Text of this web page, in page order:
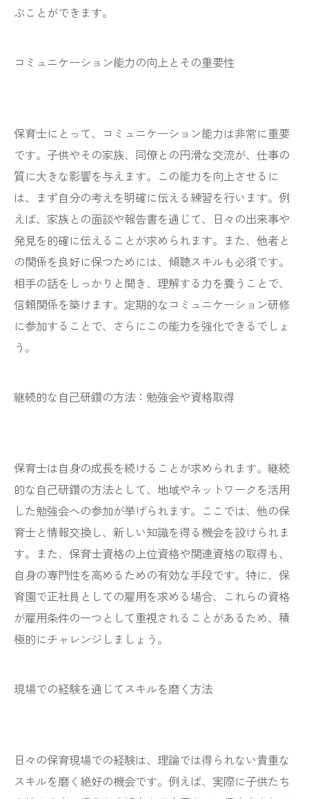
ぶことができます。
コミュニケーション能力の向上とその重要性
保育士にとって、コミュニケーション能力は非常に重要
です。子供やその家族、同僚との円滑な交流が、仕事の
質に大きな影響を与えます。この能力を向上させるに
は、まず自分の考えを明確に伝える練習を行います。例
えば、家族との面談や報告書を通じて、日々の出来事や
発見を的確に伝えることが求められます。また、他者と
の関係を良好に保つためには、傾聴スキルも必須です。
相手の話をしっかりと聞き、理解する力を養うことで、
信頼関係を築けます。定期的なコミュニケーション研修
に参加することで、さらにこの能力を強化できるでしょ
う。
継続的な自己研鑽の方法：勉強会や資格取得
保育士は自身の成長を続けることが求められます。継続
的な自己研鑽の方法として、地域やネットワークを活用
した勉強会への参加が挙げられます。ここでは、他の保
育士と情報交換し、新しい知識を得る機会を設けられま
す。また、保育士資格の上位資格や関連資格の取得も、
自身の専門性を高めるための有効な手段です。特に、保
育園で正社員としての雇用を求める場合、これらの資格
が雇用条件の一つとして重視されることがあるため、積
極的にチャレンジしましょう。
現場での経験を通じてスキルを磨く方法
日々の保育現場での経験は、理論では得られない貴重な
スキルを磨く絶好の機会です。例えば、実際に子供たち